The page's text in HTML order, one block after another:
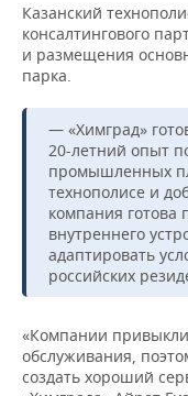
Казанский
консалтингового
и размещения
парка.
— «Химград»
20-летний опыт
промышленных
технополисе и
компания готова
внутреннего
адаптировать
российских
«Компании
обслуживания,
создать хороший